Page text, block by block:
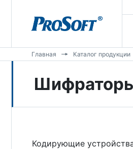
Главная Каталог продукции
Кодирующие